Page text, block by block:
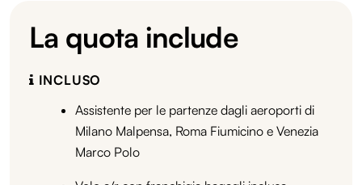
La quota include
INCLUSO
Assistente per le partenze dagli aeroporti di
Milano Malpensa, Roma Fiumicino e Venezia
Marco Polo